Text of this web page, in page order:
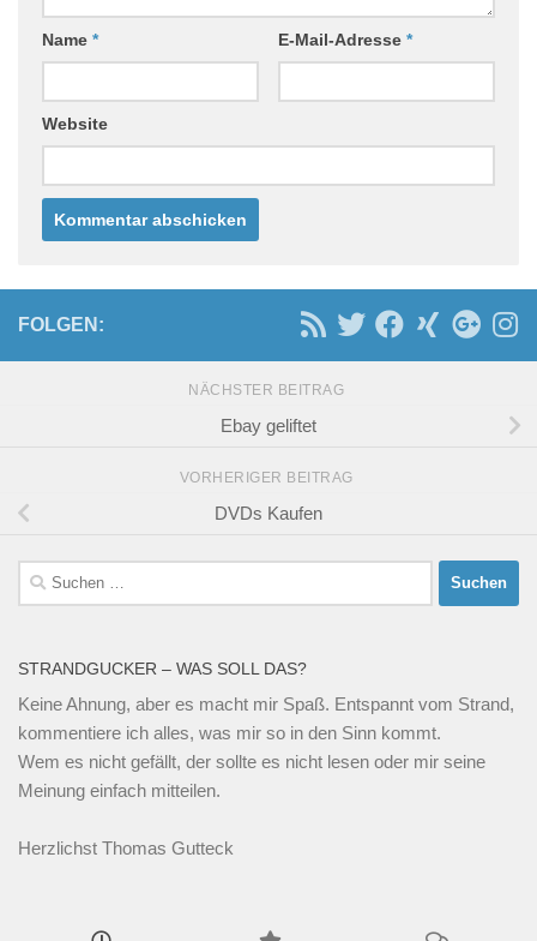
Name * E-Mail-Adresse *
Website
FOLGEN:
NÄCHSTER BEITRAG
Ebay geliftet
VORHERIGER BEITRAG
DVDs Kaufen
Suchen
nach:
STRANDGUCKER – WAS SOLL DAS?
Keine Ahnung, aber es macht mir Spaß. Entspannt vom Strand,
kommentiere ich alles, was mir so in den Sinn kommt.
Wem es nicht gefällt, der sollte es nicht lesen oder mir seine
Meinung einfach mitteilen.
Herzlichst Thomas Gutteck